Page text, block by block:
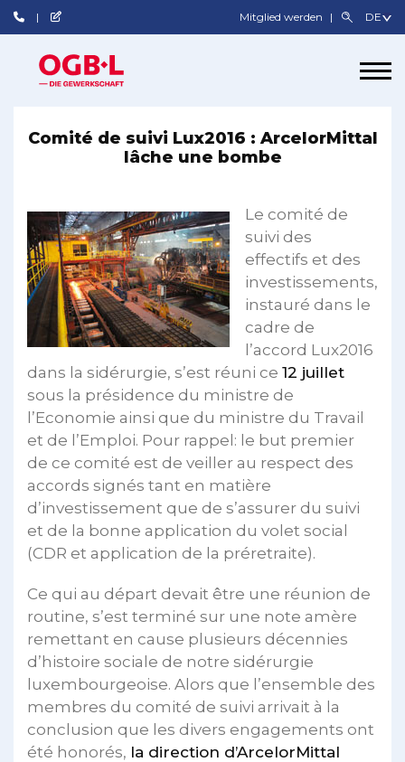
Mitglied werden
Comité de suivi Lux2016 : ArcelorMittal
lâche une bombe
Le comité de
suivi des
effectifs et des
investissements,
instauré dans le
cadre de
l’accord Lux2016
dans la sidérurgie, s’est réuni ce 12 juillet
sous la présidence du ministre de
l’Economie ainsi que du ministre du Travail
et de l’Emploi. Pour rappel: le but premier
de ce comité est de veiller au respect des
accords signés tant en matière
d’investissement que de s’assurer du suivi
et de la bonne application du volet social
(CDR et application de la préretraite).
Ce qui au départ devait être une réunion de
routine, s’est terminé sur une note amère
remettant en cause plusieurs décennies
d’histoire sociale de notre sidérurgie
luxembourgeoise. Alors que l’ensemble des
membres du comité de suivi arrivait à la
conclusion que les divers engagements ont
été honorés, la direction d’ArcelorMittal